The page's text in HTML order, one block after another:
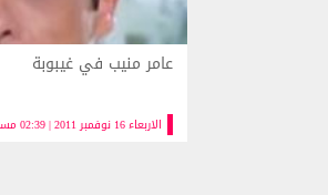
الاربعاء 16 نوفمبر 2011 | 02:39 مساءً
عامر منيب في غيبوبة